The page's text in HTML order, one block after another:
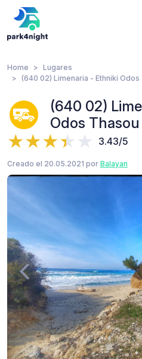
Home
Lugares
(640 02) Limenaria - Ethniki
(640 02)
Odos
3.43/5
Creado el 20.05.2021 por Balayan